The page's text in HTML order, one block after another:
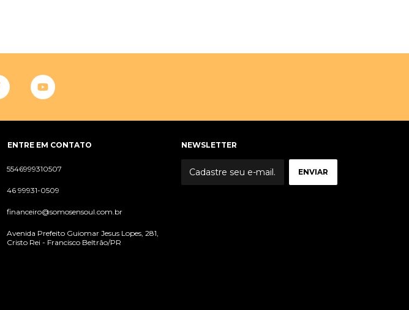
ENTRE EM CONTATO
5546999310507
46 99931-0509
financeiro@somosensoul.com.br
Avenida Prefeito Guiomar Jesus Lopes, 281,
Cristo Rei - Francisco Beltrão/PR
NEWSLETTER